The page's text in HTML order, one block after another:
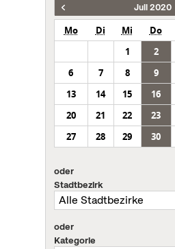
Juli 2020
Mo Di Mi Do
1
2
6
7 8 9
13
14 15 16
20
21 22 23
27
28 29 30
oder
Stadtbezirk
oder
Kategorie